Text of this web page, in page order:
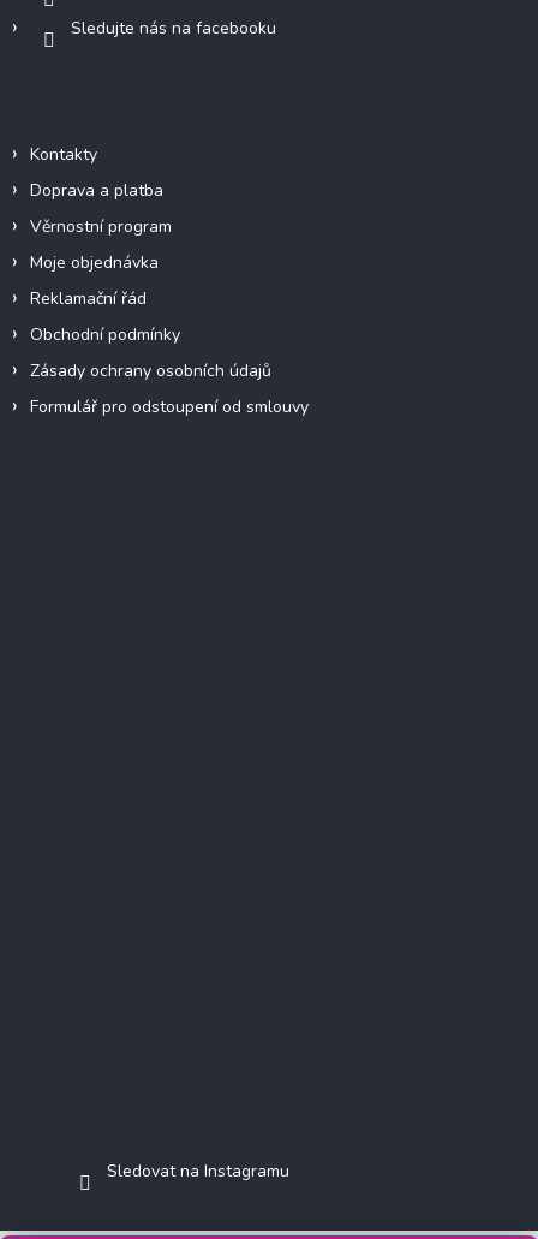
Sledujte nás na facebooku
Kontakty
Doprava a platba
Věrnostní program
Moje objednávka
Reklamační řád
Obchodní podmínky
Zásady ochrany osobních údajů
Formulář pro odstoupení od smlouvy
Sledovat na Instagramu